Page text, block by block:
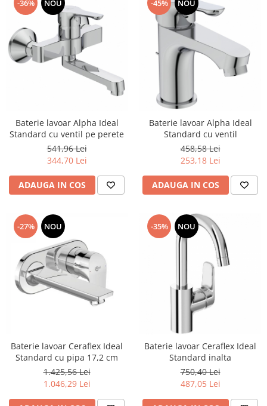
-36% NOU
Baterie lavoar Alpha Ideal
Standard cu ventil pe perete
541,96 Lei
344,70 Lei
ADAUGA IN COS
-45% NOU
Baterie lavoar Alpha Ideal
Standard cu ventil
458,58 Lei
253,18 Lei
ADAUGA IN COS
-27% NOU
Baterie lavoar Ceraflex Ideal
Standard cu pipa 17,2 cm
1.425,56 Lei
1.046,29 Lei
-35% NOU
Baterie lavoar Ceraflex Ideal
Standard inalta
750,40 Lei
487,05 Lei